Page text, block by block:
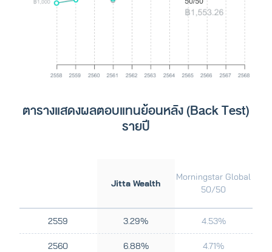
ตารางแสดงผลตอบแทนย้อนหลัง (Back Test)
รายปี
Jitta Wealth
Morningstar Global
50/50
2559 3.29% 4.53%
2560 6.88% 4.71%